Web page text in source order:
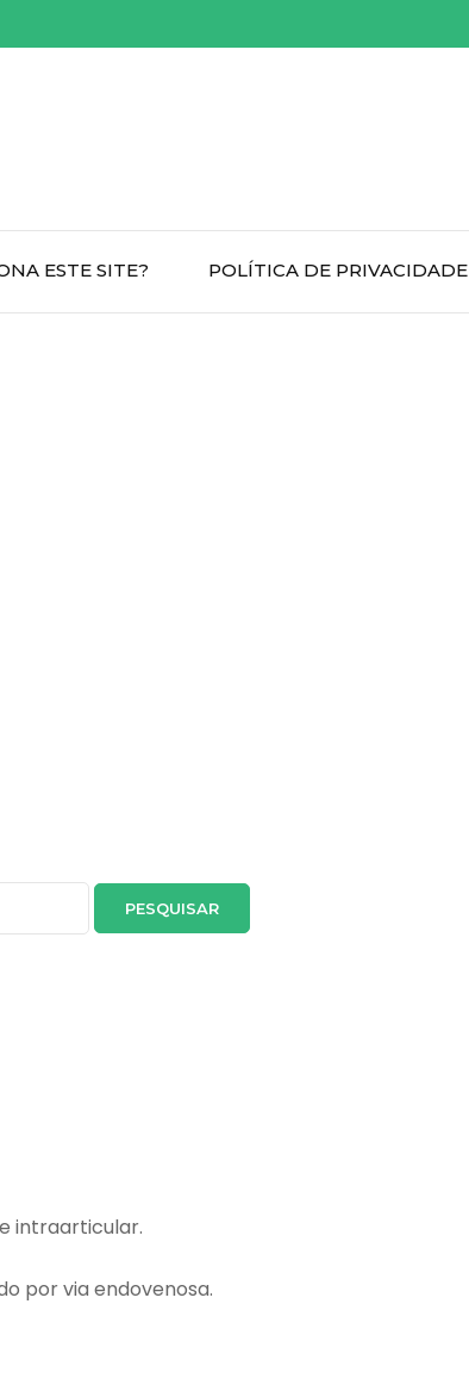
ESTE SITE? POLÍTICA DE PRIVACIDADE
intraarticular.
por via endovenosa.